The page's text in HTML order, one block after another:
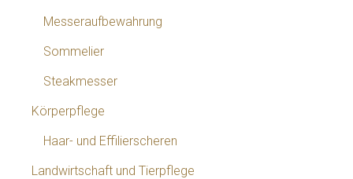
Messeraufbewahrung
Sommelier
Steakmesser
Körperpflege
Haar- und Effilierscheren
Landwirtschaft und Tierpflege